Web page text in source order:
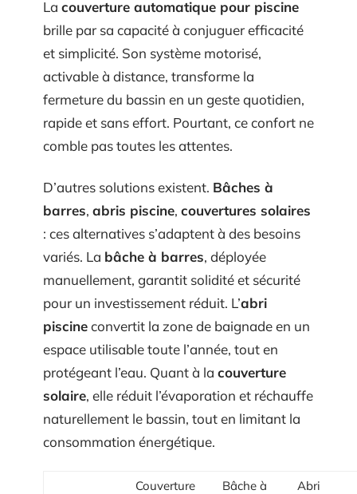
La couverture automatique pour piscine
brille par sa capacité à conjuguer efficacité
et simplicité. Son système motorisé,
activable à distance, transforme la
fermeture du bassin en un geste quotidien,
rapide et sans effort. Pourtant, ce confort ne
comble pas toutes les attentes.
D’autres solutions existent. Bâches à
barres, abris piscine, couvertures solaires
: ces alternatives s’adaptent à des besoins
variés. La bâche à barres, déployée
manuellement, garantit solidité et sécurité
pour un investissement réduit. L’abri
piscineconvertit la zone de baignade en un
espace utilisable toute l’année, tout en
protégeant l’eau. Quant à la couverture
solaire, elle réduit l’évaporation et réchauffe
naturellement le bassin, tout en limitant la
consommation énergétique.
Couverture
Bâche à
Abri